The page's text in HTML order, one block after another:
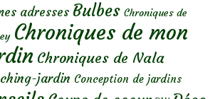
adresses Bulbes Chroniques de
Chroniques de mon
Chroniques de Nala
jardin Conception de jardins